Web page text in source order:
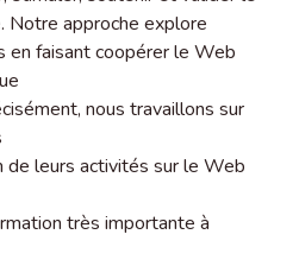
Notre approche explore
faisant coopérer le Web
nous travaillons sur
de leurs activités sur le Web
très importante à